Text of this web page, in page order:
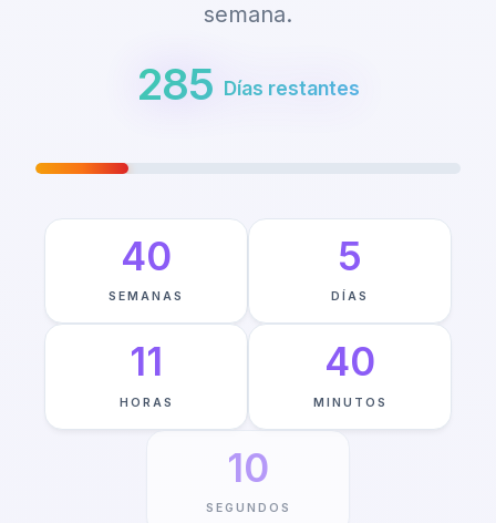
semana.
285 Días restantes
40
SEMANAS
5
DÍAS
11
HORAS
40
MINUTOS
9
SEGUNDOS